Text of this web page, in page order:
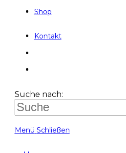
Shop
Kontakt
Suche nach:
Menü Schließen